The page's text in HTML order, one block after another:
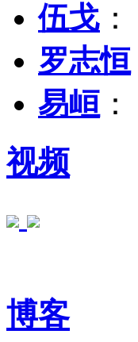
伍戈 ：
罗志恒
易峘 ：
视频
博客